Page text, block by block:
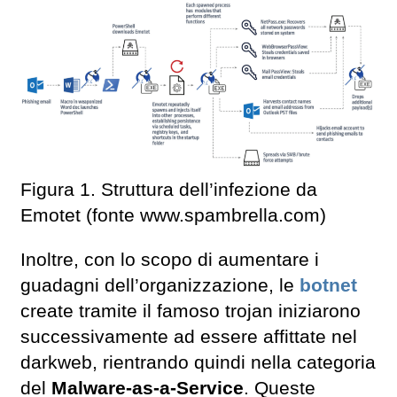
Figura 1. Struttura dell’infezione da
Emotet (fonte www.spambrella.com)
Inoltre, con lo scopo di aumentare i
guadagni dell’organizzazione, le botnet
create tramite il famoso trojan iniziarono
successivamente ad essere affittate nel
darkweb, rientrando quindi nella categoria
del Malware-as-a-Service. Queste